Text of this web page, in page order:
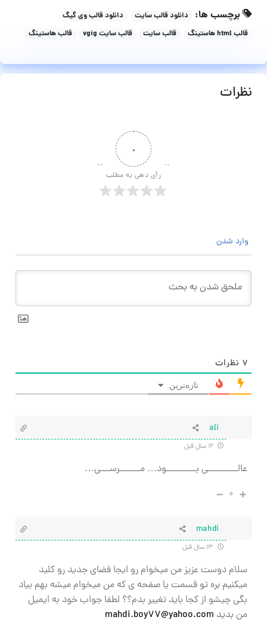
برچسب ها: دانلود قالب سایت
دانلود قالب وی گیگ
قالب html هاستینگ
قالب سایت قالب سایت vgig قالب هاستینگ
نظرات
۰
رأی دهی به مطلب
وارد شدن
۷ نظرات
تازه‌ترین
ali
عالــــــــــی بــــــــــود… مـــــــرســـی…
۰
mahdi
سلام دوست عزیز من میخوام رو ایجا فضای جدید رو کلید
میکنیم بره تو قسمت یا صفحه ی که من میخوام میشه بهم بیاد
بگی چیشو از کجا باید تغییر بدم؟؟ لطفا جواب خود به ایمیل
من بدید mahdi.boy77@yahoo.com